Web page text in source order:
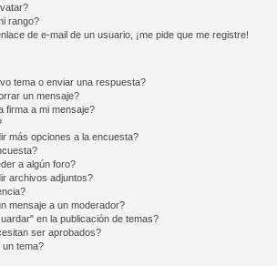
rango?
de e-mail de un usuario, ¡me pide que me registre!
tema o enviar una respuesta?
un mensaje?
firma a mi mensaje?
más opciones a la encuesta?
a algún foro?
archivos adjuntos?
mensaje a un moderador?
en la publicación de temas?
ser aprobados?
tema?